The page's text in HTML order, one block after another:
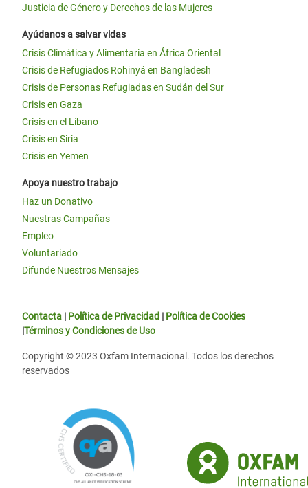
Justicia de Género y Derechos de las Mujeres
Ayúdanos a salvar vidas
Crisis Climática y Alimentaria en África Oriental
Crisis de Refugiados Rohinyá en Bangladesh
Crisis de Personas Refugiadas en Sudán del Sur
Crisis en Gaza
Crisis en el Líbano
Crisis en Siria
Crisis en Yemen
Apoya nuestro trabajo
Haz un Donativo
Nuestras Campañas
Empleo
Voluntariado
Difunde Nuestros Mensajes
Contacta | Política de Privacidad | Política de Cookies
|Términos y Condiciones de Uso
Copyright © 2023 Oxfam Internacional. Todos los derechos
reservados